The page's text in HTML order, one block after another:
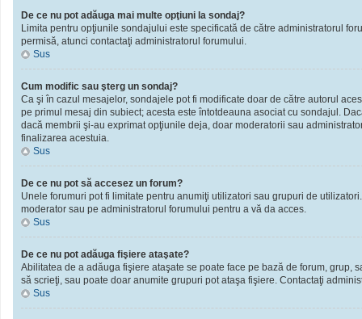
De ce nu pot adăuga mai multe opţiuni la sondaj?
Limita pentru opţiunile sondajului este specificată de către administratorul
permisă, atunci contactaţi administratorul forumului.
Sus
Cum modific sau şterg un sondaj?
Ca şi în cazul mesajelor, sondajele pot fi modificate doar de către autorul
pe primul mesaj din subiect; acesta este întotdeauna asociat cu sondajul.
dacă membrii şi-au exprimat opţiunile deja, doar moderatorii sau
finalizarea acestuia.
Sus
De ce nu pot să accesez un forum?
Unele forumuri pot fi limitate pentru anumiţi utilizatori sau grupuri de
moderator sau pe administratorul forumului pentru a vă da acces.
Sus
De ce nu pot adăuga fişiere ataşate?
Abilitatea de a adăuga fişiere ataşate se poate face pe bază de forum, grup,
să scrieţi, sau poate doar anumite grupuri pot ataşa fişiere. Contactaţi
Sus